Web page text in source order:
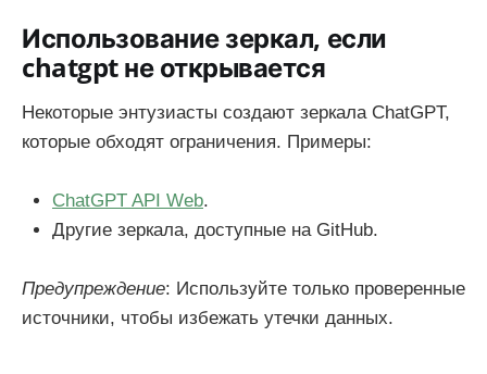
Использование зеркал, если
chatgpt не открывается
Некоторые энтузиасты создают зеркала ChatGPT,
которые обходят ограничения. Примеры:
ChatGPT API Web.
Другие зеркала, доступные на GitHub.
Предупреждение: Используйте только проверенные
источники, чтобы избежать утечки данных.